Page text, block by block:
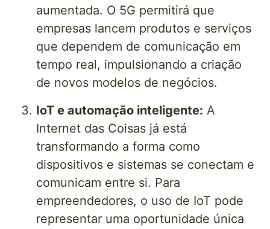
aumentada. O 5G permitirá que
empresas lancem produtos e serviços
que dependem de comunicação em
tempo real, impulsionando a criação
de novos modelos de negócios.
IoT e automação inteligente: A
Internet das Coisas já está
transformando a forma como
dispositivos e sistemas se conectam e
comunicam entre si. Para
empreendedores, o uso de IoT pode
representar uma oportunidade única